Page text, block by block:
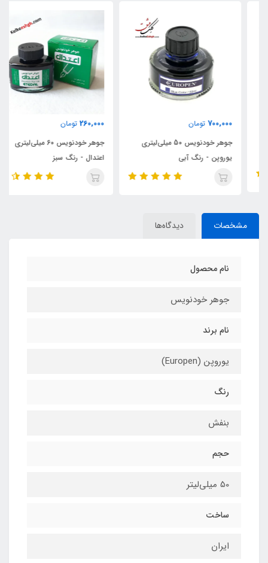
700,000 تومان
جوهر خودنویس 50 میلی‌لیتری
یوروپن - رنگ آبی
260,000 تومان
جوهر خودنویس 60 میلی‌لیتری
اعتدال - رنگ سبز
مشخصات دیدگاه‌ها
نام محصول
جوهر خودنویس
نام برند
یوروپن (Europen)
رنگ
بنفش
حجم
50 میلی‌لیتر
ساخت
ایران